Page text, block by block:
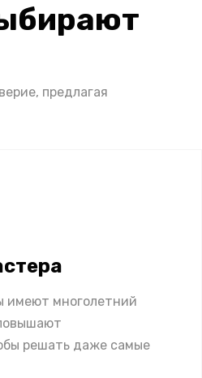
предлагая
имеют многолетний
решать даже самые